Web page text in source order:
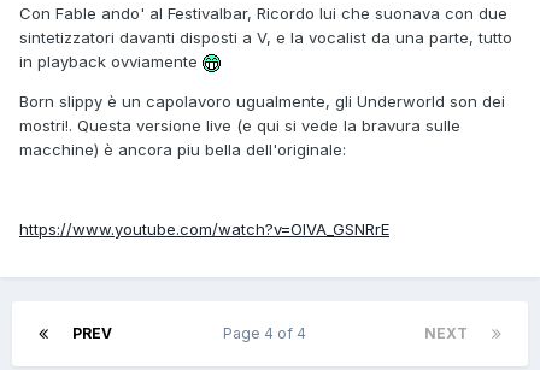
Con Fable ando' al Festivalbar, Ricordo lui che suonava con due
sintetizzatori davanti disposti a V, e la vocalist da una parte, tutto
in playback ovviamente
Born slippy è un capolavoro ugualmente, gli Underworld son dei
mostri!. Questa versione live (e qui si vede la bravura sulle
macchine) è ancora piu bella dell'originale:
https://www.youtube.com/watch?v=OIVA_GSNRrE
PREV NEXT
Page 4 of 4